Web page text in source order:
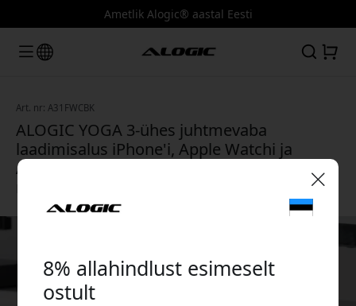
Ametlik Alogic® aastal Eesti
Art. nr: A31FWCBK
ALOGIC YOGA 3-ühes juhtmevaba
laadimisalus iPhone'i, Apple Watchi ja
AirPodsi jaoks MagSafe'iga, kompaktne ja
8% allahindlust esimeselt
ostult
🎉 Sinu sooduskood: